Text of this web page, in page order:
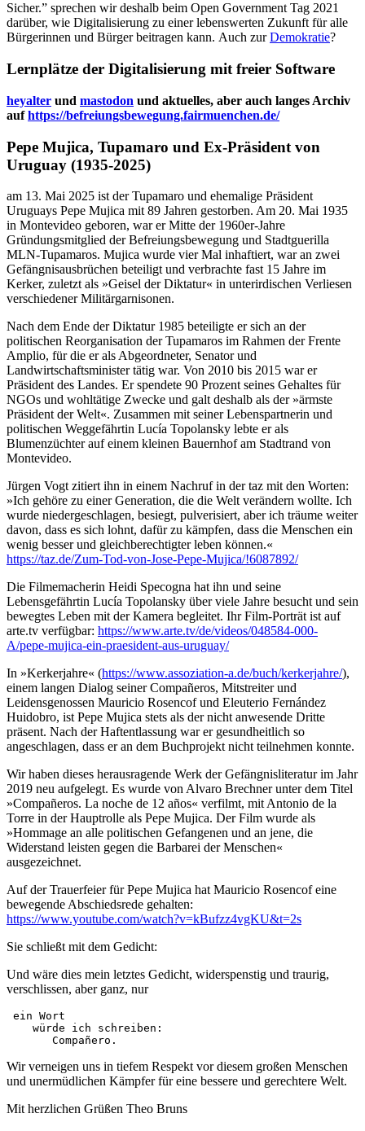
Sicher.” sprechen wir deshalb beim Open Government Tag 2021
darüber, wie Digitalisierung zu einer lebenswerten Zukunft für alle
Bürgerinnen und Bürger beitragen kann. Auch zurDemokratie?
Lernplätze der Digitalisierung mit freier Software
heyalter und mastodon und aktuelles, aber auch langes Archiv
aufhttps://befreiungsbewegung.fairmuenchen.de/
Pepe Mujica, Tupamaro und Ex-Präsident von
Uruguay (1935-2025)
am 13. Mai 2025 ist der Tupamaro und ehemalige Präsident
Uruguays Pepe Mujica mit 89 Jahren gestorben. Am 20. Mai 1935
in Montevideo geboren, war er Mitte der 1960er-Jahre
Gründungsmitglied der Befreiungsbewegung und Stadtguerilla
MLN-Tupamaros. Mujica wurde vier Mal inhaftiert, war an zwei
Gefängnisausbrüchen beteiligt und verbrachte fast 15 Jahre im
Kerker, zuletzt als »Geisel der Diktatur« in unterirdischen Verliesen
verschiedener Militärgarnisonen.
Nach dem Ende der Diktatur 1985 beteiligte er sich an der
politischen Reorganisation der Tupamaros im Rahmen der Frente
Amplio, für die er als Abgeordneter, Senator und
Landwirtschaftsminister tätig war. Von 2010 bis 2015 war er
Präsident des Landes. Er spendete 90 Prozent seines Gehaltes für
NGOs und wohltätige Zwecke und galt deshalb als der »ärmste
Präsident der Welt«. Zusammen mit seiner Lebenspartnerin und
politischen Weggefährtin Lucía Topolansky lebte er als
Blumenzüchter auf einem kleinen Bauernhof am Stadtrand von
Montevideo.
Jürgen Vogt zitiert ihn in einem Nachruf in der taz mit den Worten:
»Ich gehöre zu einer Generation, die die Welt verändern wollte. Ich
wurde niedergeschlagen, besiegt, pulverisiert, aber ich träume weiter
davon, dass es sich lohnt, dafür zu kämpfen, dass die Menschen ein
wenig besser und gleichberechtigter leben können.«
https://taz.de/Zum-Tod-von-Jose-Pepe-Mujica/!6087892/
Die Filmemacherin Heidi Specogna hat ihn und seine
Lebensgefährtin Lucía Topolansky über viele Jahre besucht und sein
bewegtes Leben mit der Kamera begleitet. Ihr Film-Porträt ist auf
arte.tv verfügbar: https://www.arte.tv/de/videos/048584-000-
A/pepe-mujica-ein-praesident-aus-uruguay/
In »Kerkerjahre« (https://www.assoziation-a.de/buch/kerkerjahre/),
einem langen Dialog seiner Compañeros, Mitstreiter und
Leidensgenossen Mauricio Rosencof und Eleuterio Fernández
Huidobro, ist Pepe Mujica stets als der nicht anwesende Dritte
präsent. Nach der Haftentlassung war er gesundheitlich so
angeschlagen, dass er an dem Buchprojekt nicht teilnehmen konnte.
Wir haben dieses herausragende Werk der Gefängnisliteratur im Jahr
2019 neu aufgelegt. Es wurde von Alvaro Brechner unter dem Titel
»Compañeros. La noche de 12 años« verfilmt, mit Antonio de la
Torre in der Hauptrolle als Pepe Mujica. Der Film wurde als
»Hommage an alle politischen Gefangenen und an jene, die
Widerstand leisten gegen die Barbarei der Menschen«
ausgezeichnet.
Auf der Trauerfeier für Pepe Mujica hat Mauricio Rosencof eine
bewegende Abschiedsrede gehalten:
https://www.youtube.com/watch?v=kBufzz4vgKU&t=2s
Sie schließt mit dem Gedicht:
Und wäre dies mein letztes Gedicht, widerspenstig und traurig,
verschlissen, aber ganz, nur
ein Wort
    würde ich schreiben:
       Compañero.
Wir verneigen uns in tiefem Respekt vor diesem großen Menschen
und unermüdlichen Kämpfer für eine bessere und gerechtere Welt.
Mit herzlichen Grüßen Theo Bruns